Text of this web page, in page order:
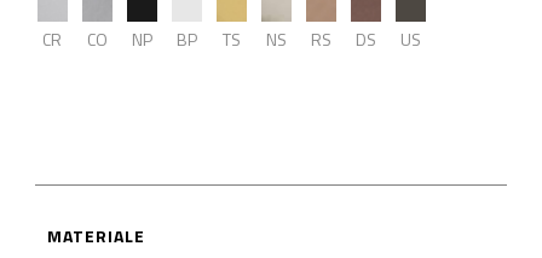
CR CO NP BP TS NS RS DS US
MATERIALE